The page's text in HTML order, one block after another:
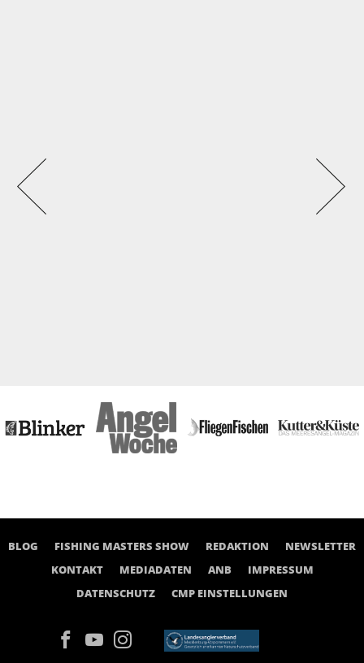
BLOG FISHING MASTERS SHOW REDAKTION
NEWSLETTER
KONTAKT
MEDIADATEN ANB
IMPRESSUM
DATENSCHUTZ
CMP EINSTELLUNGEN